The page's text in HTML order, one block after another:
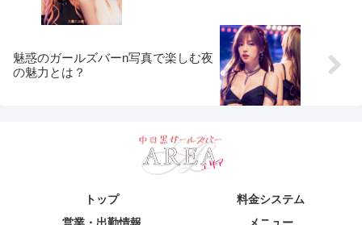
魅惑のガールズバーn写真で楽しむ夜
の魅力とは？
トップ
料金システム